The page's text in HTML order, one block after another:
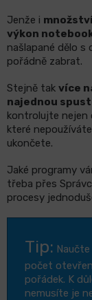
Jenže i
výkon
našlapané dělo s
pořádně zabrat.
Stejně tak více
najednou
kontrolujte nejen
které
ukončete.
Jaké programy
třeba přes
procesy
Tip:
počet
pořádek. K
nemusíte je